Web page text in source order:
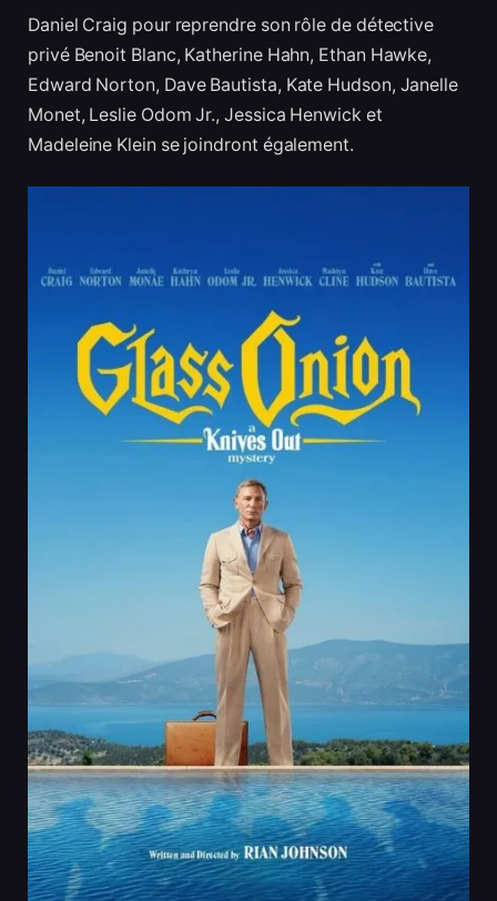
Daniel Craig pour reprendre son rôle de détective
privé Benoit Blanc, Katherine Hahn, Ethan Hawke,
Edward Norton, Dave Bautista, Kate Hudson, Janelle
Monet, Leslie Odom Jr., Jessica Henwick et
Madeleine Klein se joindront également.